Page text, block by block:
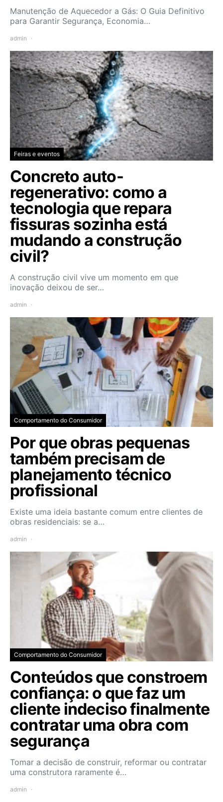
Manutenção de Aquecedor a Gás: O Guia Definitivo
para Garantir Segurança, Economia…
admin
Feiras e eventos
Concreto auto-
regenerativo: como a
tecnologia que repara
fissuras sozinha está
mudando a construção
civil?
A construção civil vive um momento em que
inovação deixou de ser…
admin
Comportamento do Consumidor
Por que obras pequenas
também precisam de
planejamento técnico
profissional
Existe uma ideia bastante comum entre clientes de
obras residenciais: se a…
admin
Comportamento do Consumidor
Conteúdos que constroem
confiança: o que faz um
cliente indeciso finalmente
contratar uma obra com
segurança
Tomar a decisão de construir, reformar ou contratar
uma construtora raramente é…
admin